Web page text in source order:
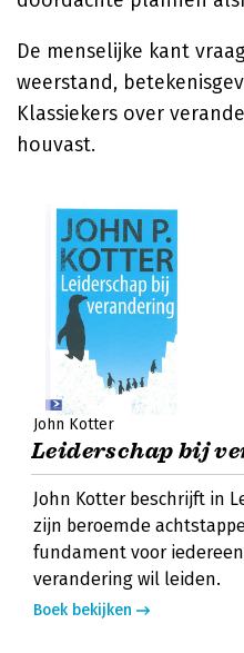
De menselijke kant
weerstand,
Klassiekers over
houvast.
John Kotter
Leiderschap bij
John Kotter beschrijft in
zijn beroemde
fundament voor
verandering wil leiden.
Boek bekijken